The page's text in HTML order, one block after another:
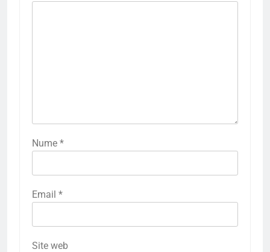
Nume *
Email *
Site web